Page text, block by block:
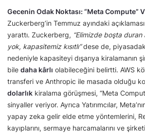
Gecenin Odak Noktası: “Meta Compute”
Zuckerberg’in Temmuz ayındaki
yarattı. Zuckerberg, “Elimizde boşta duran
yok, kapasitemiz kısıtlı”dese de,
nedeniyle kapasiteyi dışarıya kiralamanın
bile daha kârlı olabileceğini belirtti. AWS
transferi ve Anthropic ile masada olduğu
dolarlık kiralama görüşmesi, “Meta
sinyaller veriyor. Ayrıca Yatırımcılar,
yapay zeka gelir elde etme yöntemlerini,
kayıplarını, sermaye harcamalarını ve